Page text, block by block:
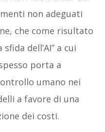
non adeguati
che come risultato
dell’AI” a cui
porta a
umano nei
a favore di una
dei costi.